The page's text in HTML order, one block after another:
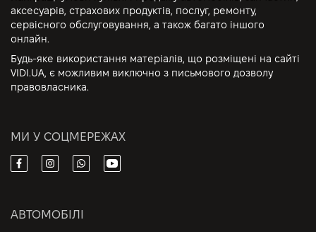
аксесуарів, страхових продуктів, послуг, ремонту,
сервісного обслуговування, а також багато іншого
онлайн.
Будь-яке використання матеріалів, що розміщені на сайті
VIDI.UA, є можливим виключно з письмового дозволу
правовласника.
МИ У СОЦМЕРЕЖАХ
АВТОМОБІЛІ